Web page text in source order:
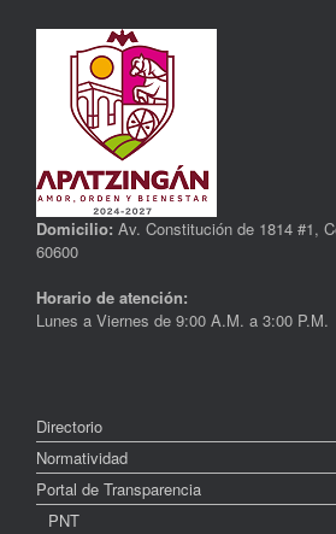
Domicilio: Av. Constitución de 1814 #1,
60600
Horario de atención:
Lunes a Viernes de 9:00 A.M. a 3:00 P.M.
Directorio
Normatividad
Portal de Transparencia
PNT